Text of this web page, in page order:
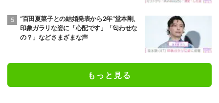
“百田夏菜子との結婚発表から2年”堂本剛、
印象ガラリな姿に「心配です」「匂わせな
の？」などさまざまな声
もっと見る